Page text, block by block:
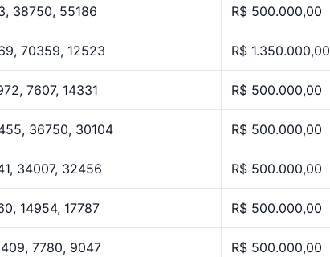
38750, 55186 R$ 500.000,00
70359, 12523 R$ 1.350.000,00
7607, 14331 R$ 500.000,00
36750, 30104 R$ 500.000,00
34007, 32456 R$ 500.000,00
14954, 17787 R$ 500.000,00
7780, 9047 R$ 500.000,00